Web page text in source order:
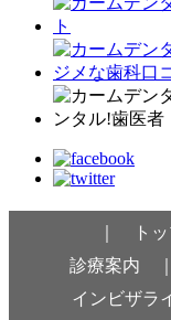
｜ ト
診療案内 ｜
インビザラ